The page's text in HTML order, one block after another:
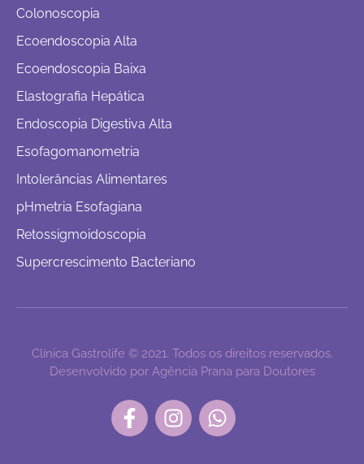
Colonoscopia
Ecoendoscopia Alta
Ecoendoscopia Baixa
Elastografia Hepática
Endoscopia Digestiva Alta
Esofagomanometria
Intolerâncias Alimentares
pHmetria Esofagiana
Retossigmoidoscopia
Supercrescimento Bacteriano
Clínica Gastrolife © 2021. Todos os direitos reservados.
Desenvolvido por Agência Prana para Doutores